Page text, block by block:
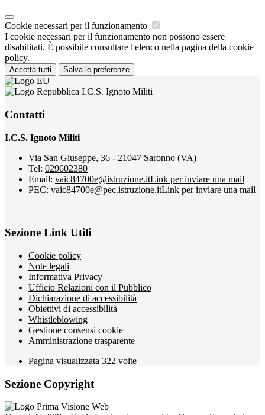
Cookie necessari per il funzionamento
I cookie necessari per il funzionamento non possono essere
disabilitati. È possibile consultare l'elenco nella pagina della cookie
policy.
Accetta tutti Salva le preferenze
I.C.S. Ignoto Militi
Contatti
I.C.S. Ignoto Militi
Via San Giuseppe, 36 - 21047 Saronno (VA)
Tel: 029602380
Email: vaic84700e@istruzione.itLink per inviare una mail
PEC: vaic84700e@pec.istruzione.itLink per inviare una mail
Sezione Link Utili
Cookie policy
Note legali
Informativa Privacy
Ufficio Relazioni con il Pubblico
Dichiarazione di accessibilità
Obiettivi di accessibilità
Whistleblowing
Gestione consensi cookie
Amministrazione trasparente
Pagina visualizzata 322 volte
Sezione Copyright